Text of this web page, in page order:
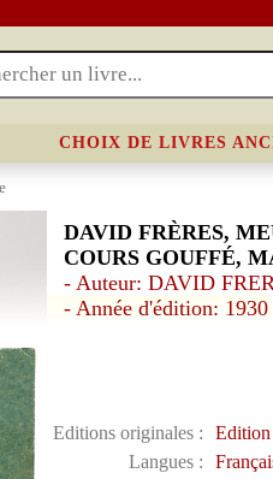
CHOIX DE LIVRES
DAVID FRÈRES,
COURS GOUFFÉ,
- Auteur: DAVID
- Année d'édition: 1930
Editions originales :
Langues :